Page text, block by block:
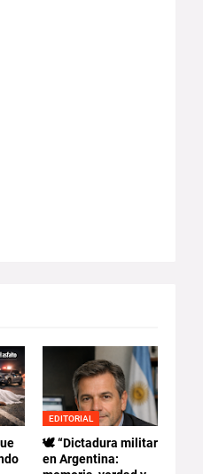
EDITORIAL
🕊️ “Dictadura militar
en Argentina: